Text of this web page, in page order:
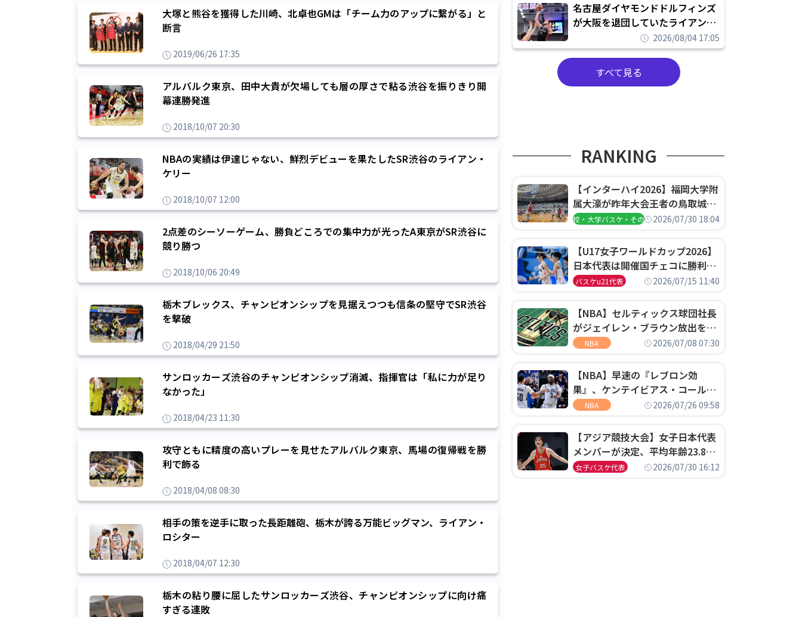
大塚と熊谷を獲得した川崎、北卓也GMは「チーム力のアップに繋がる」と
断言
2019/06/26 17:35
アルバルク東京、田中大貴が欠場しても層の厚さで粘る渋谷を振りきり開
幕連勝発進
2018/10/07 20:30
NBAの実績は伊達じゃない、鮮烈デビューを果たしたSR渋谷のライアン・
ケリー
2018/10/07 12:00
2点差のシーソーゲーム、勝負どころでの集中力が光ったA東京がSR渋谷に
競り勝つ
2018/10/06 20:49
栃木ブレックス、チャンピオンシップを見据えつつも信条の堅守でSR渋谷
を撃破
2018/04/29 21:50
サンロッカーズ渋谷のチャンピオンシップ消滅、指揮官は「私に力が足り
なかった」
2018/04/23 11:30
攻守ともに精度の高いプレーを見せたアルバルク東京、馬場の復帰戦を勝
利で飾る
2018/04/08 08:30
相手の策を逆手に取った長距離砲、栃木が誇る万能ビッグマン、ライアン・
ロシター
2018/04/07 12:30
栃木の粘り腰に屈したサンロッカーズ渋谷、チャンピオンシップに向け痛
すぎる連敗
名古屋ダイヤモンドドルフィンズ
が大阪を退団していたライアン・
ルーサーを獲得「最高のチームメ
イトになれるよう頑張ります」
2026/08/04 17:05
すべて見る
RANKING
【インターハイ2026】福岡大学附
属大濠が昨年大会王者の鳥取城北
を撃破、大阪薫英女学院は岐阜女
高校・大学バスケ・その他2026/07/30 18:04
【U17女子ワールドカップ2026】
日本代表は開催国チェコに勝利し
て予選グループ3連勝で首位通
決定
バスケu21代表 2026/07/15 11:40
【NBA】セルティックス球団社長
がジェイレン・ブラウン放出を説
明「キャップの70％が2人の選手
NBA 2026/07/08 07:30
【NBA】早速の『レブロン効
果』、ケンテイビアス・コールド
ウェル・ポープがセブンティシク
NBA 2026/07/26 09:58
【アジア競技大会】女子日本代表
メンバーが決定、平均年齢23.8歳
のフレッシュなメンバーが日本開
女子バスケ代表 2026/07/30 16:12